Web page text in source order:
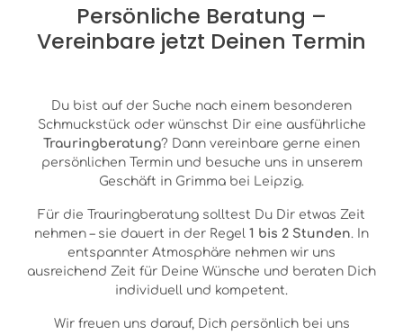
Persönliche Beratung –
Vereinbare jetzt Deinen Termin
Du bist auf der Suche nach einem besonderen
Schmuckstück oder wünschst Dir eine ausführliche
Trauringberatung? Dann vereinbare gerne einen
persönlichen Termin und besuche uns in unserem
Geschäft in Grimma bei Leipzig.
Für die Trauringberatung solltest Du Dir etwas Zeit
nehmen – sie dauert in der Regel 1 bis 2 Stunden. In
entspannter Atmosphäre nehmen wir uns
ausreichend Zeit für Deine Wünsche und beraten Dich
individuell und kompetent.
Wir freuen uns darauf, Dich persönlich bei uns